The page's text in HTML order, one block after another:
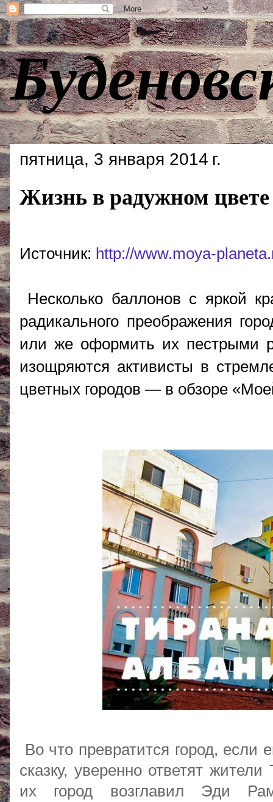
пятница, 3 января 2014 г.
Жизнь в радужном цвете
Источник: http://www.moya-
Несколько баллонов с яркой
радикального преображения
или же оформить их пестрыми
изощряются активисты в
цветных городов — в обзоре
Во что превратится город, если
сказку, уверенно ответят
их город возглавил Эди